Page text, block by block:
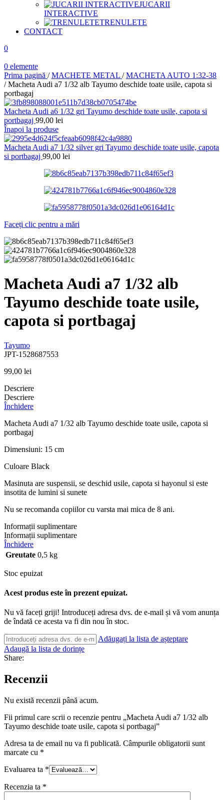
JUCARII
INTERACTIVE
TRENULETE
CONTACT
0
0 elemente
Prima pagină / MACHETE METAL / MACHETA AUTO 1:32-38
/ Macheta Audi a7 1/32 alb Tayumo deschide toate usile, capota si
portbagaj
Macheta Audi a6 1/32 gri Tayumo deschide toate usile, capota si
portbagaj 99,00 lei
Înapoi la produse
Macheta Audi a7 1/32 silver gri Tayumo deschide toate usile, capota
si portbagaj 99,00 lei
Faceți clic pentru a mări
Macheta Audi a7 1/32 alb
Tayumo deschide toate usile,
capota si portbagaj
Tayumo
JPT-1528687553
99,00 lei
Descriere
Descriere
Închidere
Macheta Audi a7 1/32 alb Tayumo deschide toate usile, capota si
portbagaj
Dimensiuni: 15 cm
Culoare Black
Masinuta are suspensii, se deschid usile, capota si hayonul si este
insotita de lumini si sunete
Nu se recomanda copiilor cu varsta mai mica de 8 ani.
Informații suplimentare
Informații suplimentare
Închidere
Greutate 0,5 kg
Stoc epuizat
Acest produs este în prezent epuizat.
Nu vă faceți griji! Introduceți adresa dvs. de e-mail și vă vom anunța
de îndată ce acesta va fi din nou în stoc.
Adăugați la lista de așteptare
Adaugă la lista de dorințe
Share:
Recenzii
Nu există recenzii până acum.
Fii primul care scrii o recenzie pentru „Macheta Audi a7 1/32 alb
Tayumo deschide toate usile, capota si portbagaj”
Adresa ta de email nu va fi publicată. Câmpurile obligatorii sunt
marcate cu *
Evaluarea ta *
Recenzia ta *